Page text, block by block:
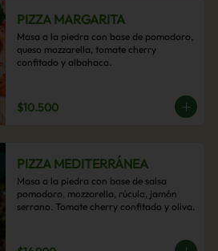
PIZZA MARGARITA
Masa a la piedra con base de pomodoro,
queso mozzarella, tomate cherry
confitado y albahaca.
$10.500
PIZZA MEDITERRÁNEA
Masa a la piedra con base de salsa
pomodoro, mozzarella, rúcula, jamón
serrano. Tomate cherry confitado y oliva.